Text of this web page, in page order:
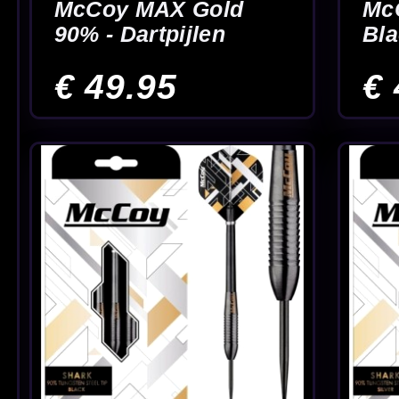
Michael Smith
Achieve - Dartpijlen
€ 94.95
Michael Smith
Defiant 90% 22-
25 Gram -
€ 154.95
Begin 14 15 18